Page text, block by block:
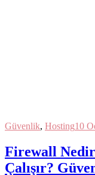
Güvenlik, Hosting10
Firewall
Çalışır?